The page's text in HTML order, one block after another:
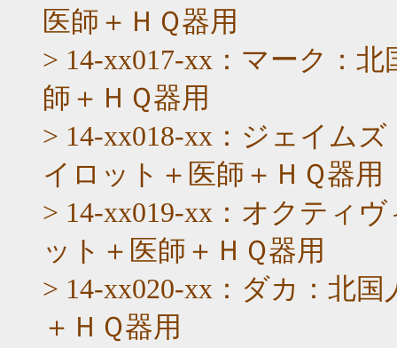
医師＋ＨＱ器用
> 14-xx017-xx：マーク：
師＋ＨＱ器用
> 14-xx018-xx：ジェイム
イロット＋医師＋ＨＱ器用
> 14-xx019-xx：オクティ
ット＋医師＋ＨＱ器用
> 14-xx020-xx：ダカ：北
＋ＨＱ器用